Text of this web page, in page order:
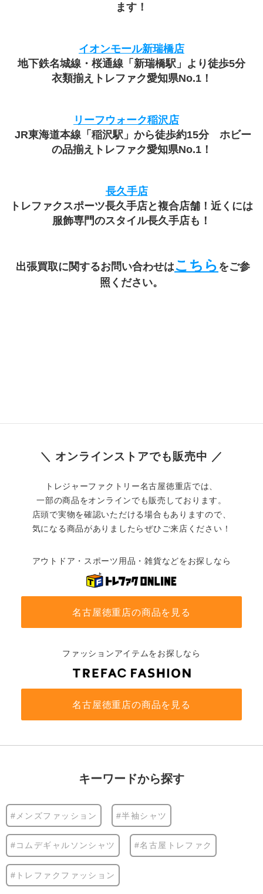
ます！
イオンモール新瑞橋店
地下鉄名城線・桜通線「新瑞橋駅」より徒歩5分
衣類揃えトレファク愛知県No.1！
リーフウォーク稲沢店
の品揃えトレファク愛知県No.1！
長久手店
トレファクスポーツ長久手店と複合店舗！近くには
服飾専門のスタイル長久手店も！
出張買取に関するお問い合わせはこちら をご参
照ください。
＼ オンラインストアでも販売中 ／
トレジャーファクトリー名古屋徳重店では、
一部の商品をオンラインでも販売しております。
店頭で実物を確認いただける場合もありますので、
気になる商品がありましたらぜひご来店ください！
アウトドア・スポーツ用品・雑貨などをお探しなら
名古屋徳重店の商品を見る
ファッションアイテムをお探しなら
名古屋徳重店の商品を見る
キーワードから探す
#メンズファッション #半袖シャツ
#コムデギャルソンシャツ #名古屋トレファク
#トレファクファッション